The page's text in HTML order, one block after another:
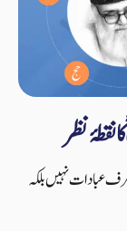
نقطۂ نظر
عبادات نہیں بلکہ